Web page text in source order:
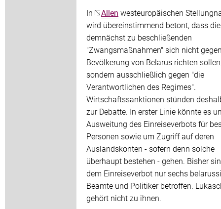
In Allen westeuropäischen
wird übereinstimmend betont, dass die
demnächst zu beschließenden
"Zwangsmaßnahmen" sich nicht
Bevölkerung von Belarus richten
sondern ausschließlich gegen "die
Verantwortlichen des Regimes".
Wirtschaftssanktionen stünden
zur Debatte. In erster Linie könnte es
Ausweitung des Einreiseverbots für
Personen sowie um Zugriff auf deren
Auslandskonten - sofern denn solche
überhaupt bestehen - gehen. Bisher
dem Einreiseverbot nur sechs
Beamte und Politiker betroffen.
gehört nicht zu ihnen.